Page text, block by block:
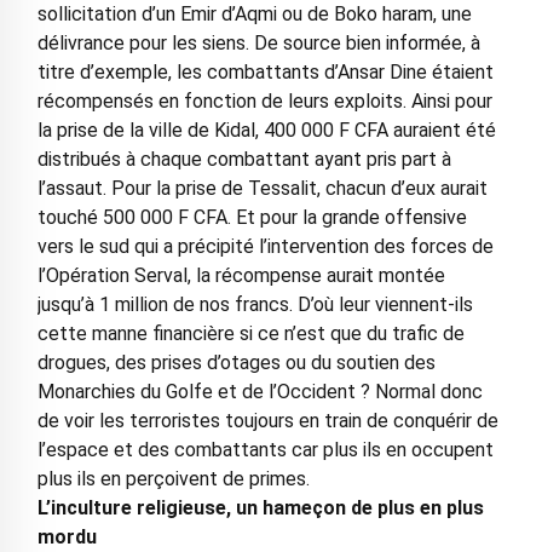
sollicitation d’un Emir d’Aqmi ou de Boko haram, une
délivrance pour les siens. De source bien informée, à
titre d’exemple, les combattants d’Ansar Dine étaient
récompensés en fonction de leurs exploits. Ainsi pour
la prise de la ville de Kidal, 400 000 F CFA auraient été
distribués à chaque combattant ayant pris part à
l’assaut. Pour la prise de Tessalit, chacun d’eux aurait
touché 500 000 F CFA. Et pour la grande offensive
vers le sud qui a précipité l’intervention des forces de
l’Opération Serval, la récompense aurait montée
jusqu’à 1 million de nos francs. D’où leur viennent-ils
cette manne financière si ce n’est que du trafic de
drogues, des prises d’otages ou du soutien des
Monarchies du Golfe et de l’Occident ? Normal donc
de voir les terroristes toujours en train de conquérir de
l’espace et des combattants car plus ils en occupent
plus ils en perçoivent de primes.
L’inculture religieuse, un hameçon de plus en plus
mordu